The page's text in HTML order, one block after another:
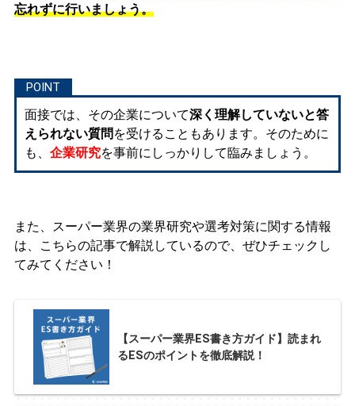
忘れずに行いましょう。
面接では、その企業について深く理解していないと答
えられない質問 を受けることもあります。そのために
も、 企業研究を事前にしっかりして臨みましょう。
また、スーパー業界の業界研究や選考対策に関する情報
は、こちらの記事で解説しているので、ぜひチェックし
てみてください！
【スーパー業界ES書き方ガイド】読まれ
るESのポイントを徹底解説！